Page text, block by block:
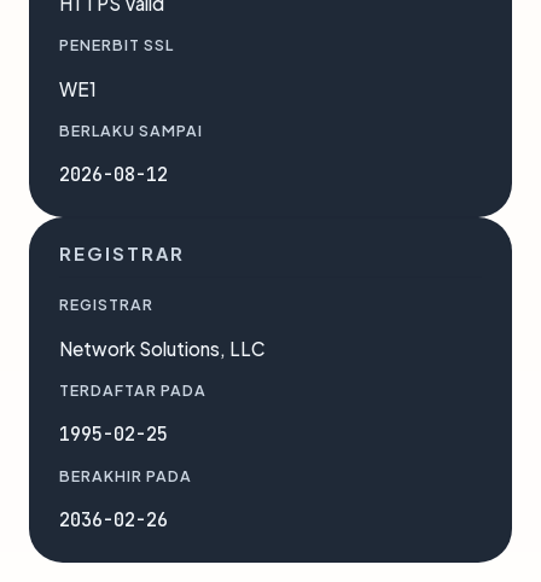
PENERBIT SSL
WE1
BERLAKU SAMPAI
2026-08-12
REGISTRAR
REGISTRAR
Network Solutions, LLC
TERDAFTAR PADA
1995-02-25
BERAKHIR PADA
2036-02-26